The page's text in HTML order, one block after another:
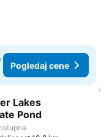
Pogledaj cene
Lakes
Pond